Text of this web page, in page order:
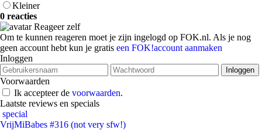
Kleiner
0 reacties
Reageer zelf
Om te kunnen reageren moet je zijn ingelogd op FOK.nl. Als je nog
geen account hebt kun je gratis een FOK!account aanmaken
Inloggen
Voorwaarden
Ik accepteer de voorwaarden.
Laatste reviews en specials
special
VrijMiBabes #316 (not very sfw!)